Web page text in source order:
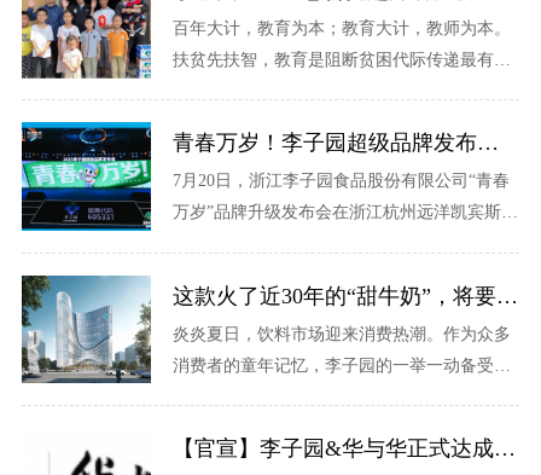
百年大计，教育为本；教育大计，教师为本。
扶贫先扶智，教育是阻断贫困代际传递最有效
要......
青春万岁！李子园超级品牌发布会圆满成功
7月20日，浙江李子园食品股份有限公司“青春
万岁”品牌升级发布会在浙江杭州远洋凯宾斯基
这款火了近30年的“甜牛奶”，将要品牌升级了？！
炎炎夏日，饮料市场迎来消费热潮。作为众多
消费者的童年记忆，李子园的一举一动备受消
【官宣】李子园&华与华正式达成品牌战略合作！